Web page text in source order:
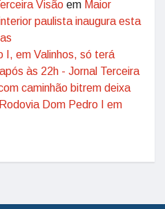
Visão em Maior
paulista inaugura esta
I, em Valinhos, só terá
às 22h - Jornal Terceira
caminhão bitrem deixa
Dom Pedro I em